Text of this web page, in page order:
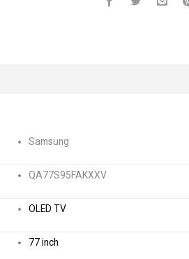
Samsung
QA77S95FAKXXV
OLED TV
77 inch